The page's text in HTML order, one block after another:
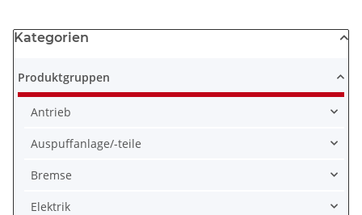
Kategorien
Produktgruppen
Antrieb
Auspuffanlage/-teile
Bremse
Elektrik